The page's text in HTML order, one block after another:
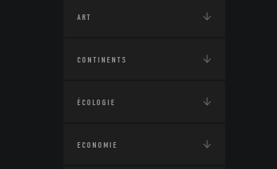
ART
CONTINENTS
ÉCOLOGIE
ECONOMIE